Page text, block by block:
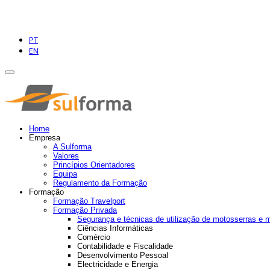
PT
EN
Home
Empresa
A Sulforma
Valores
Princípios Orientadores
Equipa
Regulamento da Formação
Formação
Formação Travelport
Formação Privada
Segurança e técnicas de utilização de motosserras e
Ciências Informáticas
Comércio
Contabilidade e Fiscalidade
Desenvolvimento Pessoal
Electricidade e Energia